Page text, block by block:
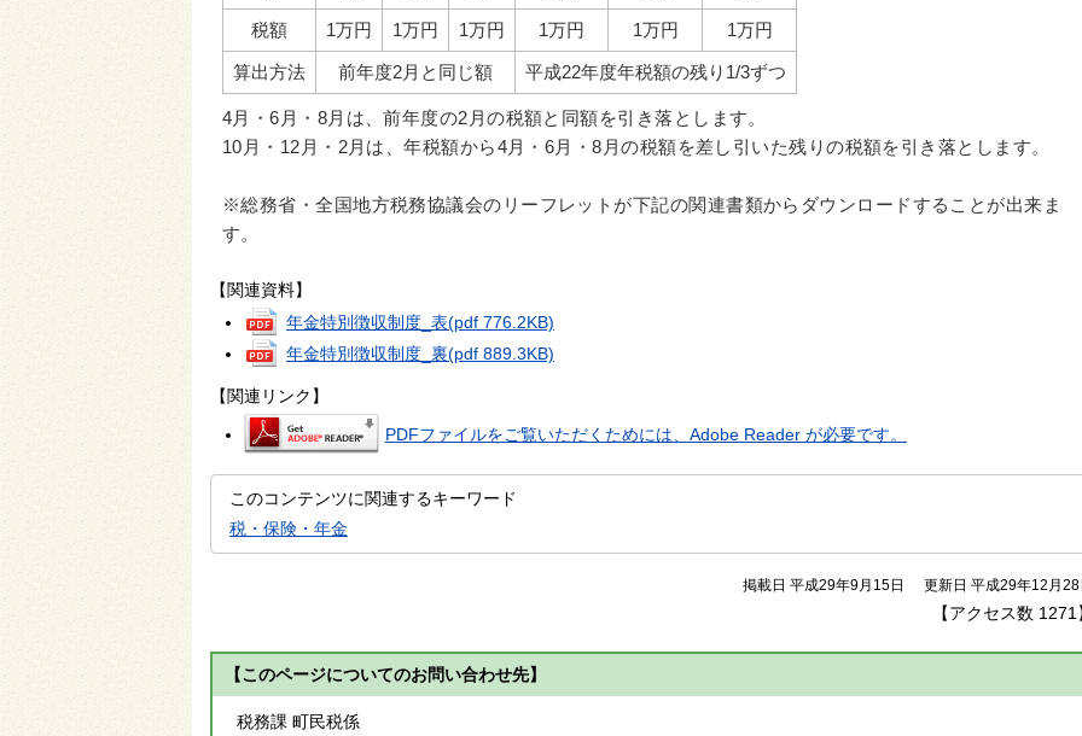
税額 1万円 1万円 1万円 1万円 1万円 1万円
算出方法 前年度2月と同じ額 平成22年度年税額の残り1/3ずつ
4月・6月・8月は、前年度の2月の税額と同額を引き落とします。
10月・12月・2月は、年税額から4月・6月・8月の税額を差し引いた残りの税額を引き落とします。
※総務省・全国地方税務協議会のリーフレットが下記の関連書類からダウンロードすることが出来ま
す。
【関連資料】
年金特別徴収制度_表(pdf 776.2KB)
年金特別徴収制度_裏(pdf 889.3KB)
【関連リンク】
PDFファイルをご覧いただくためには、Adobe Reader が必要です。
このコンテンツに関連するキーワード
税・保険・年金
掲載日 平成29年9月15日 更新日 平成29年12月28
【アクセス数 1271
【このページについてのお問い合わせ先】
税務課 町民税係